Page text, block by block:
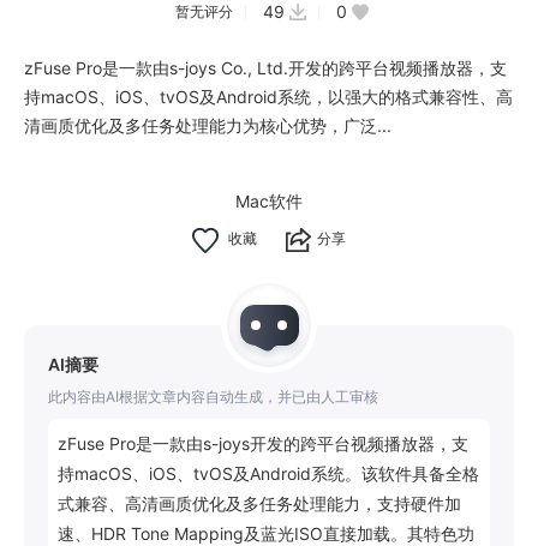
暂无评分 49 0
zFuse Pro是一款由s-joys Co., Ltd.开发的跨平台视频播放器，支
持macOS、iOS、tvOS及Android系统，以强大的格式兼容性、高
清画质优化及多任务处理能力为核心优势，广泛...
Mac软件
分享
AI摘要
此内容由AI根据文章内容自动生成，并已由人工审核
zFuse Pro是一款由s-joys开发的跨平台视频播放器，支
持macOS、iOS、tvOS及Android系统。该软件具备全格
式兼容、高清画质优化及多任务处理能力，支持硬件加
速、HDR Tone Mapping及蓝光ISO直接加载。其特色功